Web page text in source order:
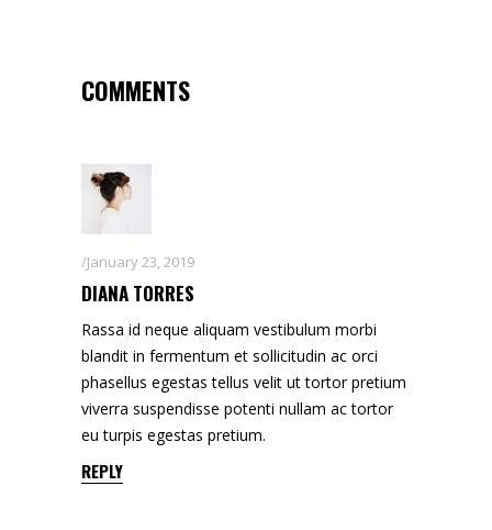
COMMENTS
January 23, 2019
DIANA TORRES
Rassa id neque aliquam vestibulum morbi
blandit in fermentum et sollicitudin ac orci
phasellus egestas tellus velit ut tortor pretium
viverra suspendisse potenti nullam ac tortor
eu turpis egestas pretium.
REPLY